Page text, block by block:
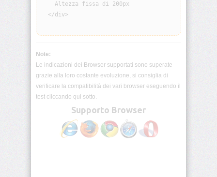
background-
blend-
mode
background-
color
background-
    Altezza fissa di 200px
  </div>
Note:
Le indicazioni dei Browser supportati sono superate
grazie alla loro costante evoluzione, si consiglia di
verificare la compatibilità dei vari browser eseguendo il
test cliccando qui sotto.
Supporto Browser